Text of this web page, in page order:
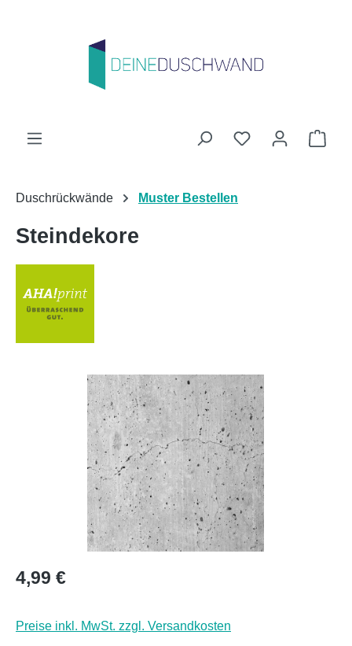
Du hast 0
Duschrückwände Muster Bestellen
Steindekore
Regulärer Preis:
4,99 €
Preise inkl. MwSt. zzgl. Versandkosten